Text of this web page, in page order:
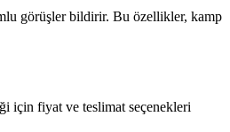
görüşler bildirir. Bu özellikler, kamp
için fiyat ve teslimat seçenekleri